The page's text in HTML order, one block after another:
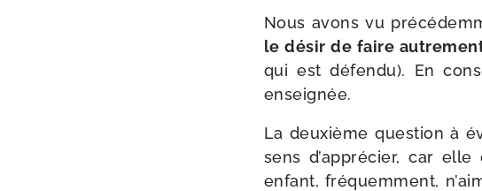
Nous avons vu
le désir de faire
qui est défen­du). En
enseignée.
La deuxième ques­tion à
sens d’ap­pré­cier, car
enfant, fré­quem­ment,